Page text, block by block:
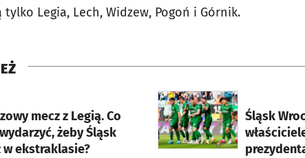
Legia, Lech, Widzew, Pogoń i Górnik.
mecz z Legią. Co
żeby Śląsk
w ekstraklasie?
Śląsk
otworzy się w nowej karcie